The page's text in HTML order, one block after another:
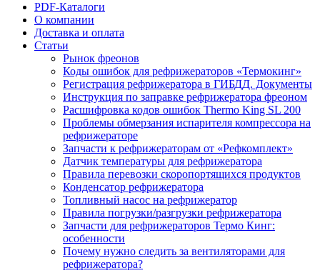
PDF-Каталоги
О компании
Доставка и оплата
Статьи
Рынок фреонов
Коды ошибок для рефрижераторов «Термокинг»
Регистрация рефрижератора в ГИБДД. Документы
Инструкция по заправке рефрижератора фреоном
Расшифровка кодов ошибок Thermo King SL 200
Проблемы обмерзания испарителя компрессора на
рефрижераторе
Запчасти к рефрижераторам от «Рефкомплект»
Датчик температуры для рефрижератора
Правила перевозки скоропортящихся продуктов
Конденсатор рефрижератора
Топливный насос на рефрижератор
Правила погрузки/разгрузки рефрижератора
Запчасти для рефрижераторов Термо Кинг:
особенности
Почему нужно следить за вентиляторами для
рефрижератора?